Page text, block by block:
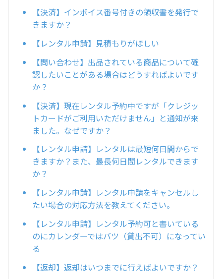
【決済】インボイス番号付きの領収書を発行で
きますか？
【レンタル申請】見積もりがほしい
【問い合わせ】出品されている商品について確
認したいことがある場合はどうすればよいです
か？
【決済】現在レンタル予約中ですが「クレジッ
トカードがご利用いただけません」と通知が来
ました。なぜですか？
【レンタル申請】レンタルは最短何日間からで
きますか？また、最長何日間レンタルできます
か？
【レンタル申請】レンタル申請をキャンセルし
たい場合の対応方法を教えてください。
【レンタル申請】レンタル予約可と書いている
のにカレンダーではバツ（貸出不可）になってい
る
【返却】返却はいつまでに行えばよいですか？